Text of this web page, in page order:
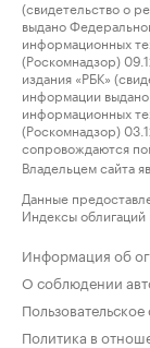
(свидетельство о
выдано
информационных
(Роскомнадзор)
издания «РБК»
информации
информационных
(Роскомнадзор)
сопровождаются
Владельцем сайта
Данные
Индексы
Информация об
О соблюдении
Политика в